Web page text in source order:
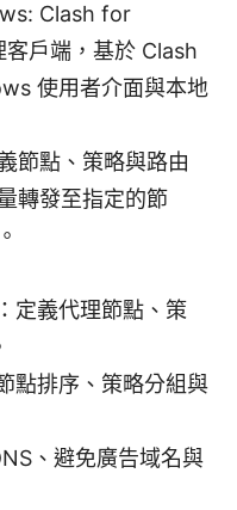
Clash for
戶端，基於 Clash
使用者介面與本地
節點、策略與路由
轉發至指定的節
定義代理節點、策
點排序、策略分組與
、避免廣告域名與